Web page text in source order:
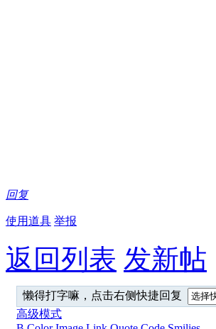
回复
使用道具 举报
返回列表 发新帖
懒得打字嘛，点击右侧快捷回复
高级模式